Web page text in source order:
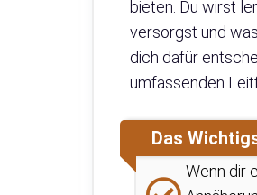
bieten. Du wirst
versorgst und
dich dafür
umfassenden
Das
Wenn dir